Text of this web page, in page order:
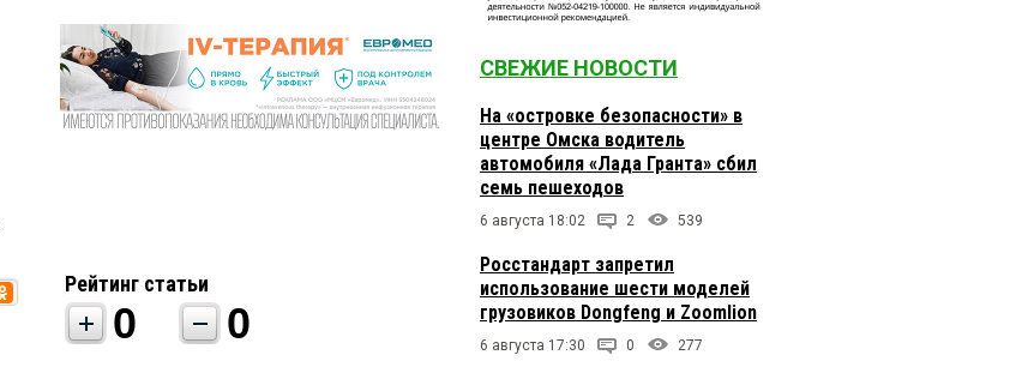
Рейтинг статьи
0 0
СВЕЖИЕ НОВОСТИ
На «островке безопасности» в
центре Омска водитель
автомобиля «Лада Гранта» сбил
семь пешеходов
6 августа 18:02 2 539
Росстандарт запретил
использование шести моделей
грузовиков Dongfeng и Zoomlion
6 августа 17:30 0 277